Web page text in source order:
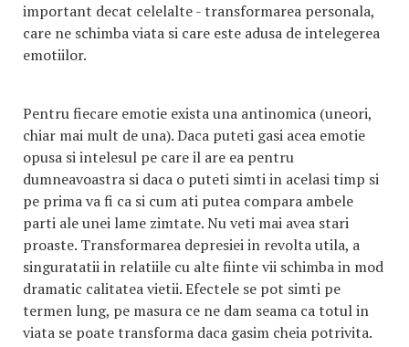
important decat celelalte - transformarea personala,
care ne schimba viata si care este adusa de intelegerea
emotiilor.
Pentru fiecare emotie exista una antinomica (uneori,
chiar mai mult de una). Daca puteti gasi acea emotie
opusa si intelesul pe care il are ea pentru
dumneavoastra si daca o puteti simti in acelasi timp si
pe prima va fi ca si cum ati putea compara ambele
parti ale unei lame zimtate. Nu veti mai avea stari
proaste. Transformarea depresiei in revolta utila, a
singuratatii in relatiile cu alte fiinte vii schimba in mod
dramatic calitatea vietii. Efectele se pot simti pe
termen lung, pe masura ce ne dam seama ca totul in
viata se poate transforma daca gasim cheia potrivita.